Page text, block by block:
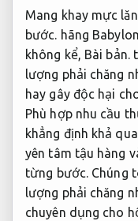
Mang khay mực
bước. hãng
không kể, Bài bản.
lượng phải chăng
hay gây độc hại
Phù hợp nhu cầu
khẳng định khả
yên tâm tậu hàng
từng bước. Chúng
lượng phải chăng
chuyên dụng cho